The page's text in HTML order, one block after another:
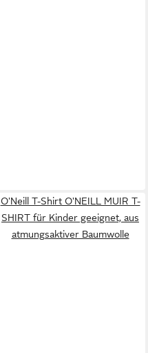
O'Neill T-Shirt O'NEILL MUIR T-
SHIRT für Kinder geeignet, aus
atmungsaktiver Baumwolle